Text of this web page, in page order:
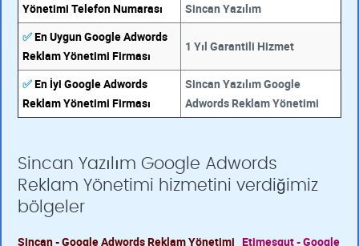
Yönetimi Telefon Numarası
Sincan Yazılım
✅En Uygun Google Adwords
Reklam Yönetimi Firması
1 Yıl Garantili Hizmet
✅En İyi Google Adwords
Reklam Yönetimi Firması
Sincan Yazılım Google
Adwords Reklam Yönetimi
Sincan Yazılım Google Adwords
Reklam Yönetimi hizmetini verdiğimiz
bölgeler
Sincan - Google Adwords Reklam Yönetimi Etimesgut - Google